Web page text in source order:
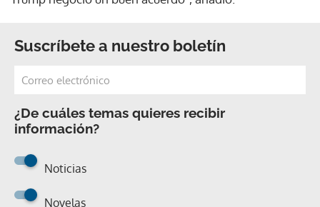
Suscríbete a nuestro boletín
¿De cuáles temas quieres recibir
información?
Noticias
Novelas